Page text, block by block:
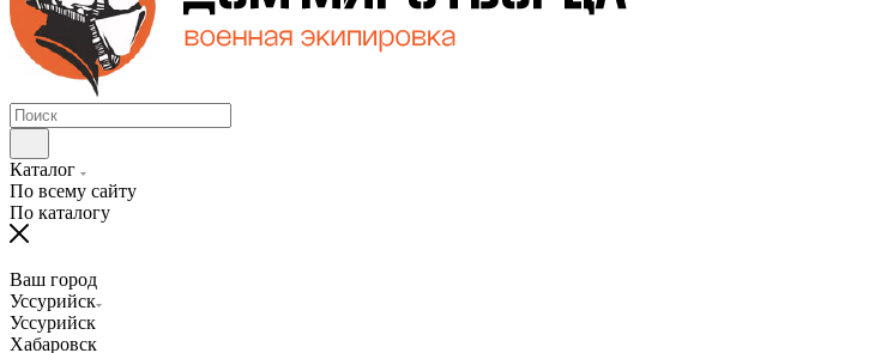
Каталог
По всему сайту
По каталогу
Ваш город
Уссурийск
Уссурийск
Хабаровск